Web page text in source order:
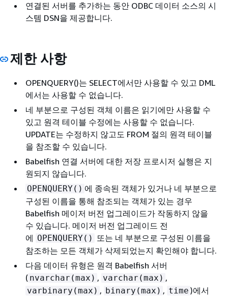
연결된 서버를 추가하는 동안 ODBC 데이터 소스의 시
스템 DSN을 제공합니다.
제한 사항
OPENQUERY()는 SELECT에서만 사용할 수 있고 DML
에서는 사용할 수 없습니다.
네 부분으로 구성된 객체 이름은 읽기에만 사용할 수
있고 원격 테이블 수정에는 사용할 수 없습니다.
UPDATE는 수정하지 않고도 FROM 절의 원격 테이블
을 참조할 수 있습니다.
Babelfish 연결 서버에 대한 저장 프로시저 실행은 지
원되지 않습니다.
OPENQUERY() 에 종속된 객체가 있거나 네 부분으로
구성된 이름을 통해 참조되는 객체가 있는 경우
Babelfish 메이저 버전 업그레이드가 작동하지 않을
수 있습니다. 메이저 버전 업그레이드 전
에 OPENQUERY()
또는 네 부분으로 구성된 이름을
참조하는 모든 객체가 삭제되었는지 확인해야 합니다.
다음 데이터 유형은 원격 Babelfish 서버
( nvarchar(max) , varchar(max) ,
varbinary(max) , binary(max) , time )에서